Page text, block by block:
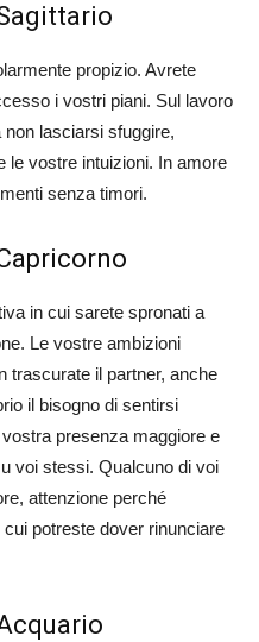
propizio. Avrete
i vostri piani. Sul lavoro
lasciarsi sfuggire,
le vostre intuizioni. In amore
senza timori.
in cui sarete spronati a
Le vostre ambizioni
trascurate il partner, anche
il bisogno di sentirsi
presenza maggiore e
voi stessi. Qualcuno di voi
attenzione perché
potreste dover rinunciare